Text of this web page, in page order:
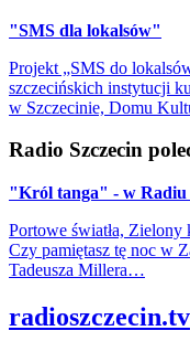
"SMS dla lokalsów"
Projekt „SMS do
szczecińskich instytucji
w Szczecinie, Domu
Radio Szczecin
"Król tanga" - w Radiu
Portowe światła,
Czy pamiętasz tę noc w
Tadeusza Millera…
radioszczecin.tv